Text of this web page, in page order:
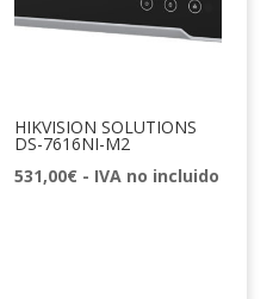
HIKVISION SOLUTIONS
DS-7616NI-M2
531,00€ - IVA no incluido